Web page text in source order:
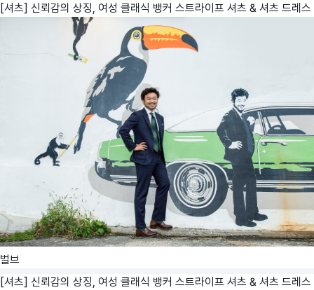
[셔츠] 신뢰감의 상징, 여성 클래식 뱅커 스트라이프 셔츠 & 셔츠 드레스
벌브
[셔츠] 신뢰감의 상징, 여성 클래식 뱅커 스트라이프 셔츠 & 셔츠 드레스